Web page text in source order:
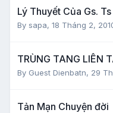
Lý Thuyết Của Gs.
By sapa, 18 Tháng 2,
TRÙNG TANG LIÊN
By Guest Dienbatn, 29
Tản Mạn Chuyện đời